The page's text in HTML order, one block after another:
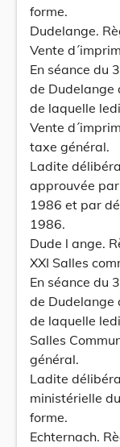
forme.
Dudelange.
Vente
En séance du
de Dudelange
de laquelle
Vente
taxe général.
Ladite
approuvée
1986 et par
1986.
Dude l ange.
XXI Salles
En séance du
de Dudelange
de laquelle
Salles
général.
Ladite
ministérielle
forme.
Echternach.